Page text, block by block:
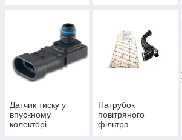
Датчик тиску у
впускному
колекторі
Патрубок
повітряного
фільтра